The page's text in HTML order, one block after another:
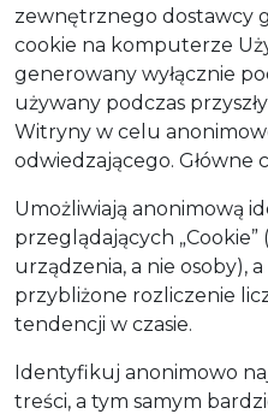
zewnętrznego dostawcy
cookie na komputerze
generowany wyłącznie
używany podczas
Witryny w celu
odwiedzającego. Główne
Umożliwiają anonimową
przeglądających
urządzenia, a nie osoby),
przybliżone rozliczenie
tendencji w czasie.
Identyfikuj anonimowo
treści, a tym samym